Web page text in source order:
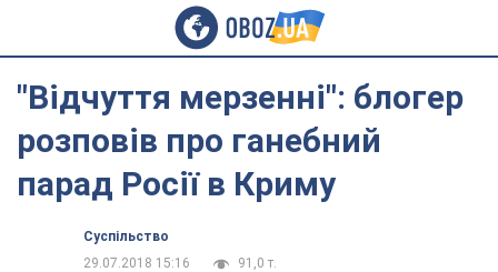
"Відчуття мерзенні": блогер
розповів про ганебний
парад Росії в Криму
Суспільство
29.07.2018 15:16
91,0 т.